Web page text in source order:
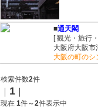
■通天閣
[ 観光・旅
大阪府大阪
大阪の町のシ
検索件数2件
｜ 1 ｜
現在 1件～2件表示中